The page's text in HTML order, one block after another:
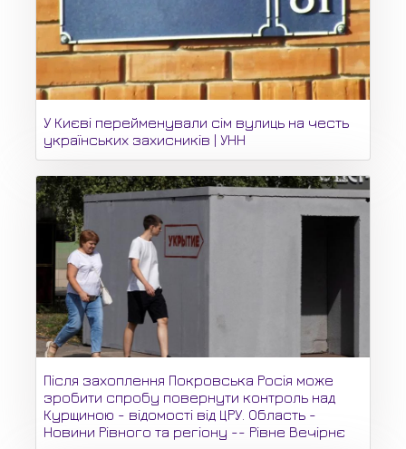
У Києві перейменували сім вулиць на честь
українських захисників | УНН
Після захоплення Покровська Росія може
зробити спробу повернути контроль над
Курщиною - відомості від ЦРУ. Область -
Новини Рівного та регіону -- Рівне Вечірнє